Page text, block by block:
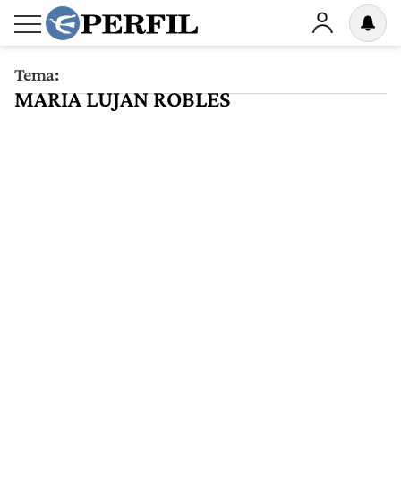
Tema:
MARIA LUJAN ROBLES